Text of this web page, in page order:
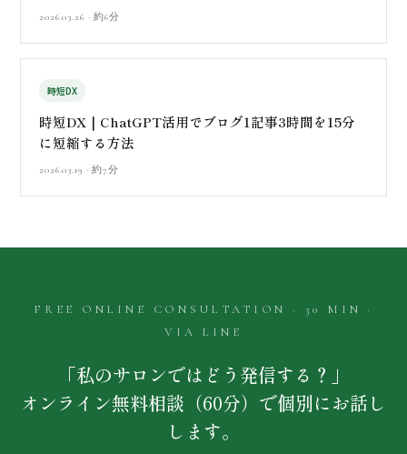
2026.03.26 · 約6分
時短DX
時短DX｜ChatGPT活用でブログ1記事3時間を15分
に短縮する方法
2026.03.19 · 約7分
FREE ONLINE CONSULTATION · 30 MIN ·
VIA LINE
「私のサロンではどう発信する？」
オンライン無料相談（60分）で個別にお話し
します。